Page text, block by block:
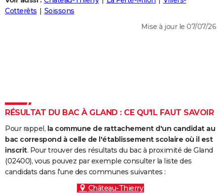
Destinations
City break
Voyage nature
Voyage de noces
Forum
Climat
+
PHOTO
Dictionnaire
Biographies
Citations
Expressions
Proverbes
PROGRAMME TV
COPAINS D'AVANT
S'inscrire
Se connecter
Lycées
Collèges
Primaires
Universités
Entreprises
Service militaire
Avis de recherche
AVIS DE DÉCÈS
FORUM
Cotterêts
Soissons
Mise à jour le 07/07/26
RÉSULTAT DU BAC À GLAND : CE QU'IL FAUT SAVOIR
Pour rappel, la commune de rattachement d'un candidat au
bac correspond à celle de l'établissement scolaire où il est
inscrit. Pour trouver des résultats du bac à proximité de Gland
(02400), vous pouvez par exemple consulter la liste des
candidats dans l'une des communes suivantes :
Château-Thierry